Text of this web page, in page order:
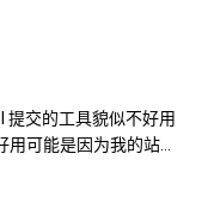
提交的工具貌似不好用
用可能是因为我的站
看百度自己的教程